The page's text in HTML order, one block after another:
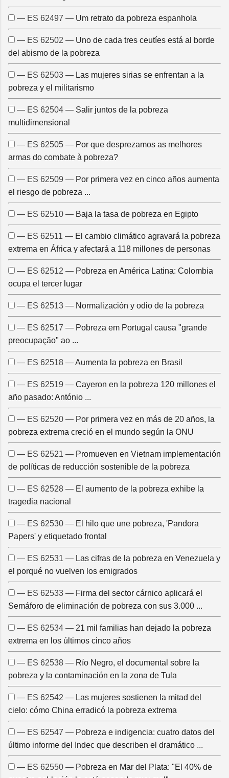
— ES 62497 — Um retrato da pobreza espanhola
— ES 62502 — Uno de cada tres ceutíes está al borde
del abismo de la pobreza
— ES 62503 — Las mujeres sirias se enfrentan a la
pobreza y el militarismo
— ES 62504 — Salir juntos de la pobreza
multidimensional
— ES 62505 — Por que desprezamos as melhores
armas do combate à pobreza?
— ES 62509 — Por primera vez en cinco años aumenta
el riesgo de pobreza ...
— ES 62510 — Baja la tasa de pobreza en Egipto
— ES 62511 — El cambio climático agravará la pobreza
extrema en África y afectará a 118 millones de personas
— ES 62512 — Pobreza en América Latina: Colombia
ocupa el tercer lugar
— ES 62513 — Normalización y odio de la pobreza
— ES 62517 — Pobreza em Portugal causa "grande
preocupação" ao ...
— ES 62518 —Aumenta la pobreza en Brasil
— ES 62519 — Cayeron en la pobreza 120 millones el
año pasado: António ...
— ES 62520 — Por primera vez en más de 20 años, la
pobreza extrema creció en el mundo según la ONU
— ES 62521 — Promueven en Vietnam implementación
de políticas de reducción sostenible de la pobreza
— ES 62528 — El aumento de la pobreza exhibe la
tragedia nacional
— ES 62530 — El hilo que une pobreza, 'Pandora
Papers' y etiquetado frontal
— ES 62531 — Las cifras de la pobreza en Venezuela y
el porqué no vuelven los emigrados
— ES 62533 — Firma del sector cárnico aplicará el
Semáforo de eliminación de pobreza con sus 3.000 ...
— ES 62534 — 21 mil familias han dejado la pobreza
extrema en los últimos cinco años
— ES 62538 — Río Negro, el documental sobre la
pobreza y la contaminación en la zona de Tula
— ES 62542 — Las mujeres sostienen la mitad del
cielo: cómo China erradicó la pobreza extrema
— ES 62547 — Pobreza e indigencia: cuatro datos del
último informe del Indec que describen el dramático ...
— ES 62550 — Pobreza en Mar del Plata: "El 40% de